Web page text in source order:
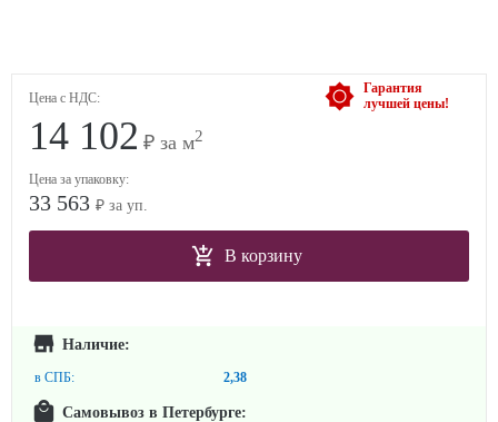
Гарантия
лучшей цены!
Цена с НДС:
14 102 ₽ за м2
Цена за упаковку:
33 563 ₽ за уп.
В корзину
Наличие:
в СПБ: 2,38
Самовывоз в Петербурге: